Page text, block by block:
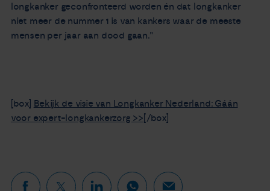
longkanker geconfronteerd worden én dat longkanker
niet meer de nummer 1 is van kankers waar de meeste
mensen per jaar aan dood gaan."
[box] Bekijk de visie van Longkanker Nederland: Gáán
voor expert-longkankerzorg >>[/box]